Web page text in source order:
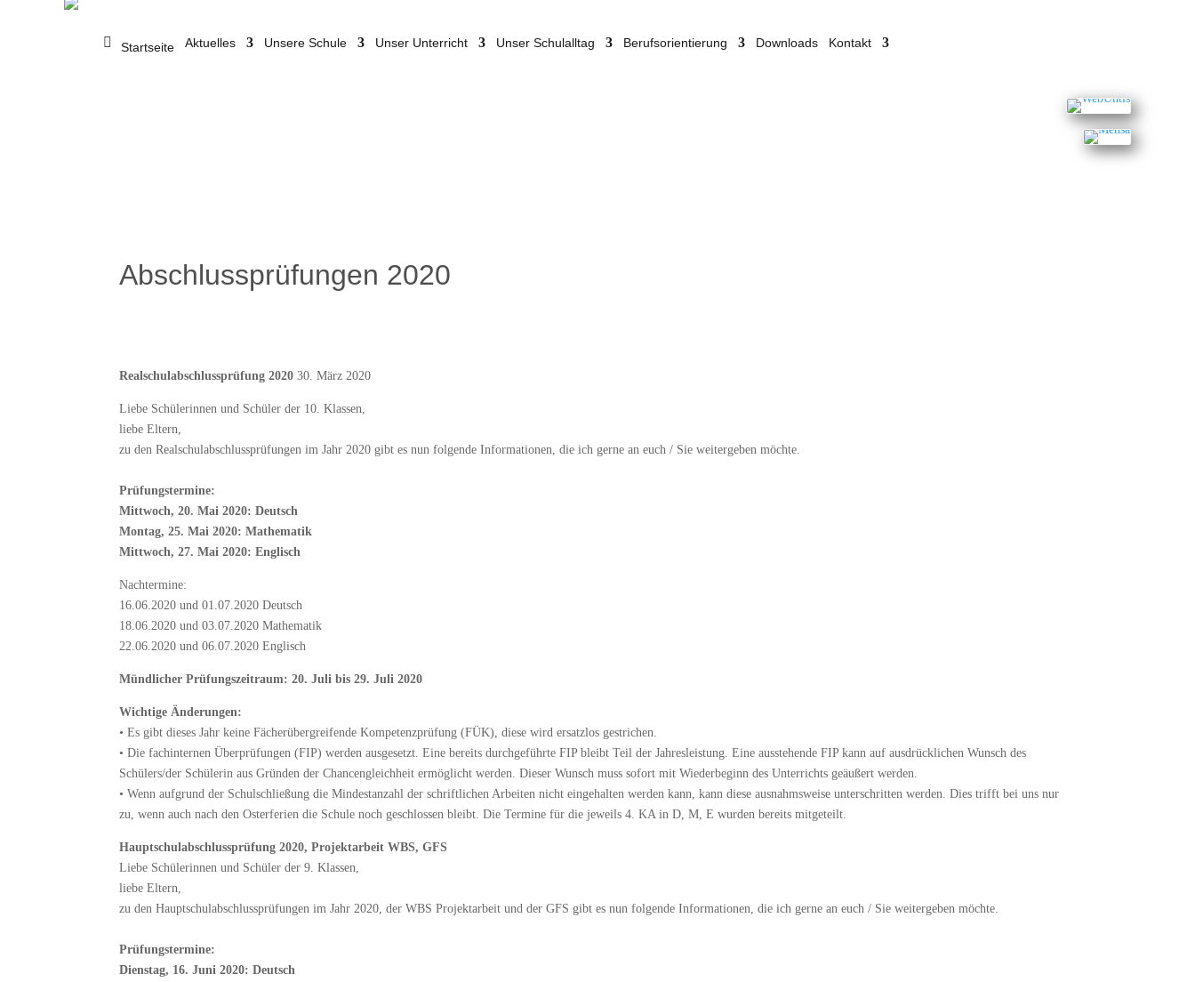
Startseite Aktuelles Unsere Schule Unser Unterricht Unser Schulalltag Berufsorientierung Downloads Kontakt
Abschlussprüfungen 2020
Realschulabschlussprüfung 2020 30. März 2020
Liebe Schülerinnen und Schüler der 10. Klassen,
liebe Eltern,
zu den Realschulabschlussprüfungen im Jahr 2020 gibt es nun folgende Informationen, die ich gerne an euch / Sie weitergeben möchte.
Prüfungstermine:
Mittwoch, 20. Mai 2020: Deutsch
Montag, 25. Mai 2020: Mathematik
Mittwoch, 27. Mai 2020: Englisch
Nachtermine:
16.06.2020 und 01.07.2020 Deutsch
18.06.2020 und 03.07.2020 Mathematik
22.06.2020 und 06.07.2020 Englisch
Mündlicher Prüfungszeitraum: 20. Juli bis 29. Juli 2020
Wichtige Änderungen:
• Es gibt dieses Jahr keine Fächerübergreifende Kompetenzprüfung (FÜK), diese wird ersatzlos gestrichen.
• Die fachinternen Überprüfungen (FIP) werden ausgesetzt. Eine bereits durchgeführte FIP bleibt Teil der Jahresleistung. Eine ausstehende FIP kann auf ausdrücklichen Wunsch des
Schülers/der Schülerin aus Gründen der Chancengleichheit ermöglicht werden. Dieser Wunsch muss sofort mit Wiederbeginn des Unterrichts geäußert werden.
• Wenn aufgrund der Schulschließung die Mindestanzahl der schriftlichen Arbeiten nicht eingehalten werden kann, kann diese ausnahmsweise unterschritten werden. Dies trifft bei uns nur
zu, wenn auch nach den Osterferien die Schule noch geschlossen bleibt. Die Termine für die jeweils 4. KA in D, M, E wurden bereits mitgeteilt.
Hauptschulabschlussprüfung 2020, Projektarbeit WBS, GFS
Liebe Schülerinnen und Schüler der 9. Klassen,
liebe Eltern,
zu den Hauptschulabschlussprüfungen im Jahr 2020, der WBS Projektarbeit und der GFS gibt es nun folgende Informationen, die ich gerne an euch / Sie weitergeben möchte.
Prüfungstermine:
Dienstag, 16. Juni 2020: Deutsch